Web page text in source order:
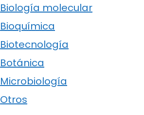
Biología molecular
Bioquímica
Biotecnología
Botánica
Microbiología
Otros